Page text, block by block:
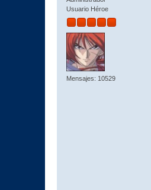
Usuario Héroe
Mensajes: 10529